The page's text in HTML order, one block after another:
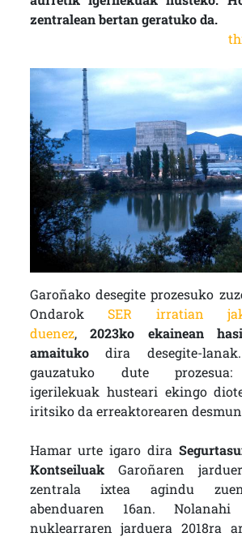
zentralean bertan geratuko da.
Garoñako desegite prozesuko
OndarokSER irratian
duenez,2023ko ekainean
amaitukodira desegite-
gauzatuko dute prozesua:
igerilekuak husteari ekingo
iritsiko da erreaktorearen
Hamar urte igaro dira
KontseiluakGaroñaren
zentrala ixtea agindu
abenduaren 16an.
nuklearraren jarduera 2018ra